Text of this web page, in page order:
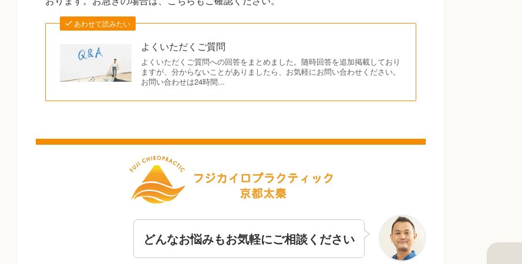
あわせて読みたい
よくいただくご質問
よくいただくご質問への回答をまとめました。随時回答を追加掲載しており
ますが、分からないことがありましたら、お気軽にお問い合わせください。
お問い合わせは24時間...
どんなお悩みもお気軽にご相談ください